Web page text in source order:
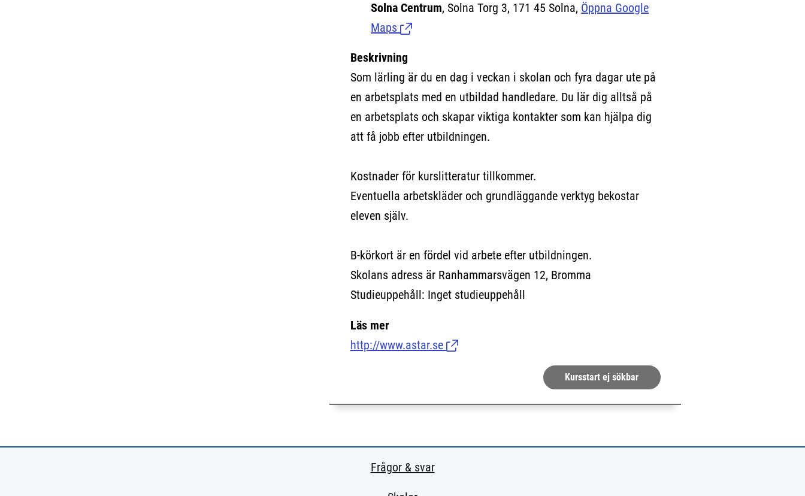
Solna Centrum, Solna Torg 3, 171 45 Solna, Öppna Google
Maps(Länk till extern sida.)
Beskrivning
Som lärling är du en dag i veckan i skolan och fyra dagar ute på
en arbetsplats med en utbildad handledare. Du lär dig alltså på
en arbetsplats och skapar viktiga kontakter som kan hjälpa dig
att få jobb efter utbildningen.
Kostnader för kurslitteratur tillkommer.
Eventuella arbetskläder och grundläggande verktyg bekostar
eleven själv.
B-körkort är en fördel vid arbete efter utbildningen.
Skolans adress är Ranhammarsvägen 12, Bromma
Studieuppehåll: Inget studieuppehåll
Läs mer
http://www.astar.se (Länk till extern sida.)
Kursstart ej sökbar
Frågor & svar